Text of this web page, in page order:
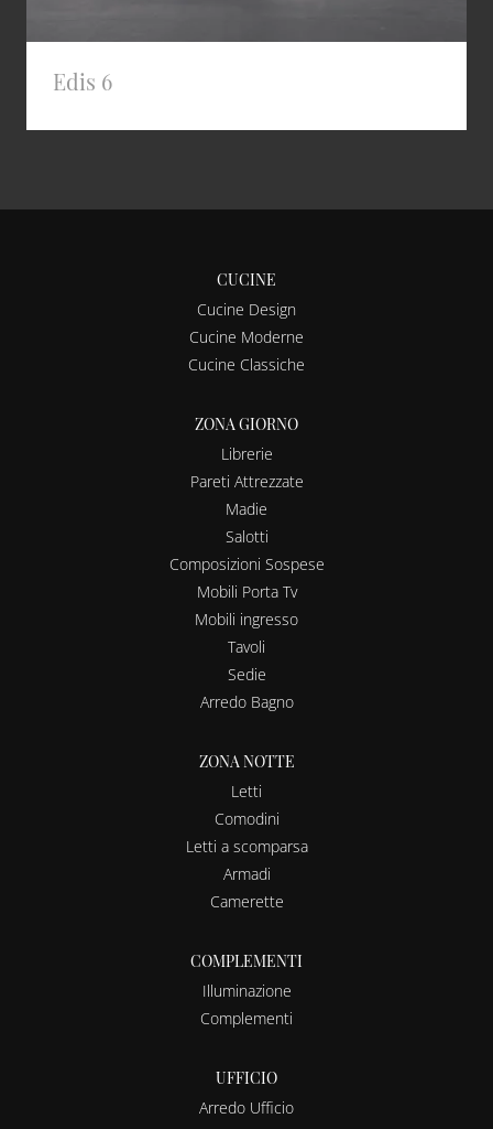
Edis 6
CUCINE
Cucine Design
Cucine Moderne
Cucine Classiche
ZONA GIORNO
Librerie
Pareti Attrezzate
Madie
Salotti
Composizioni Sospese
Mobili Porta Tv
Mobili ingresso
Tavoli
Sedie
Arredo Bagno
ZONA NOTTE
Letti
Comodini
Letti a scomparsa
Armadi
Camerette
COMPLEMENTI
Illuminazione
Complementi
UFFICIO
Arredo Ufficio